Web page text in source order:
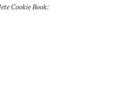
Cookie Book: